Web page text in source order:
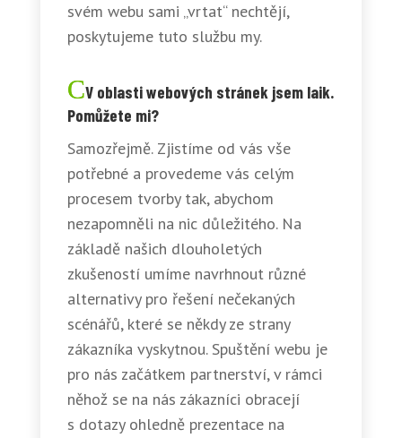
svém webu sami „vrtat“ nechtějí,
poskytujeme tuto službu my.
V oblasti webových stránek jsem laik.
Pomůžete mi?
Samozřejmě. Zjistíme od vás vše
potřebné a provedeme vás celým
procesem tvorby tak, abychom
nezapomněli na nic důležitého. Na
základě našich dlouholetých
zkušeností umíme navrhnout různé
alternativy pro řešení nečekaných
scénářů, které se někdy ze strany
zákazníka vyskytnou. Spuštění webu je
pro nás začátkem partnerství, v rámci
něhož se na nás zákazníci obracejí
s dotazy ohledně prezentace na